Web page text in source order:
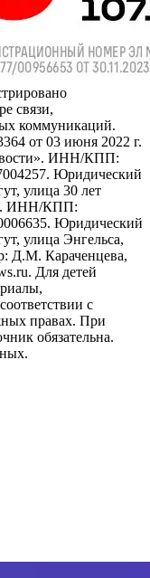
связи,
коммуникаций.
от 03 июня 2022 г.
ИНН/КПП:
Юридический
улица 30 лет
ИНН/КПП:
Юридический
улица Энгельса,
Д.М. Караченцева,
Для детей
с
правах. При
обязательна.